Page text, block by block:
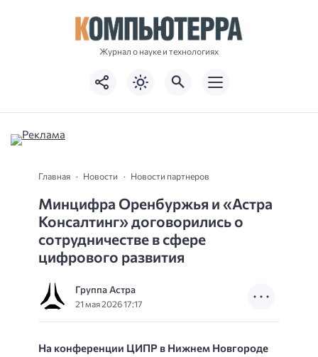
Журнал о науке и технологиях
Главная Новости Новости партнеров
Минцифра Оренбуржья и «Астра
Консалтинг» договорились о
сотрудничестве в сфере
цифрового развития
Группа Астра
21 мая 2026 17:17
На конференции ЦИПР в Нижнем Новгороде